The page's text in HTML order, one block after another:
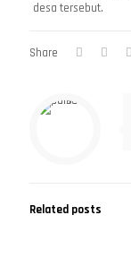
desa tersebut.
Share
Related posts